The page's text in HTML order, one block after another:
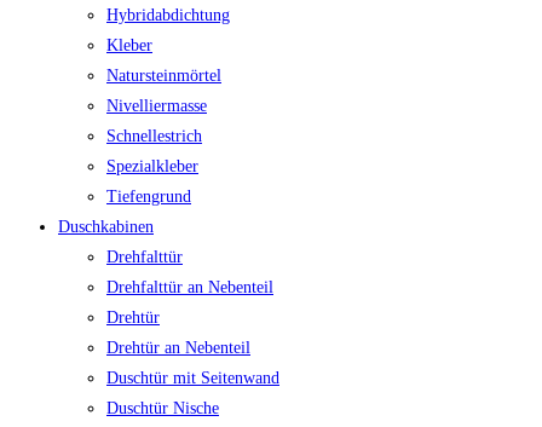
Hybridabdichtung
Kleber
Natursteinmörtel
Nivelliermasse
Schnellestrich
Spezialkleber
Tiefengrund
Duschkabinen
Drehfalttür
Drehfalttür an Nebenteil
Drehtür
Drehtür an Nebenteil
Duschtür mit Seitenwand
Duschtür Nische